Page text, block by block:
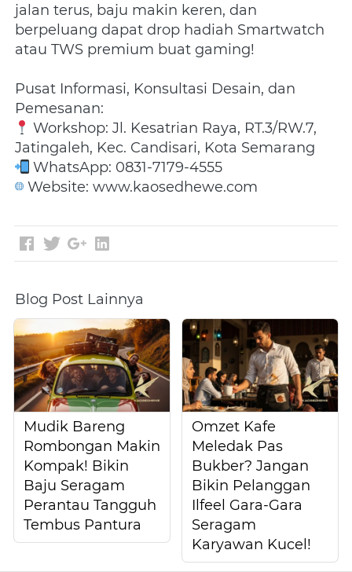
jalan terus, baju makin keren, dan
berpeluang dapat drop hadiah Smartwatch
atau TWS premium buat gaming!
Pusat Informasi, Konsultasi Desain, dan
Pemesanan:
Workshop: Jl. Kesatrian Raya, RT.3/RW.7,
Jatingaleh, Kec. Candisari, Kota Semarang
WhatsApp: 0831-7179-4555
Website: www.kaosedhewe.com
Blog Post Lainnya
Mudik Bareng
Rombongan Makin
Kompak! Bikin
Baju Seragam
Perantau Tangguh
Tembus Pantura
Omzet Kafe
Meledak Pas
Bukber? Jangan
Bikin Pelanggan
Ilfeel Gara-Gara
Seragam
Karyawan Kucel!